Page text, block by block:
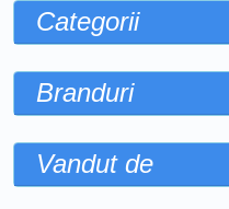
Categorii
Branduri
Vandut de